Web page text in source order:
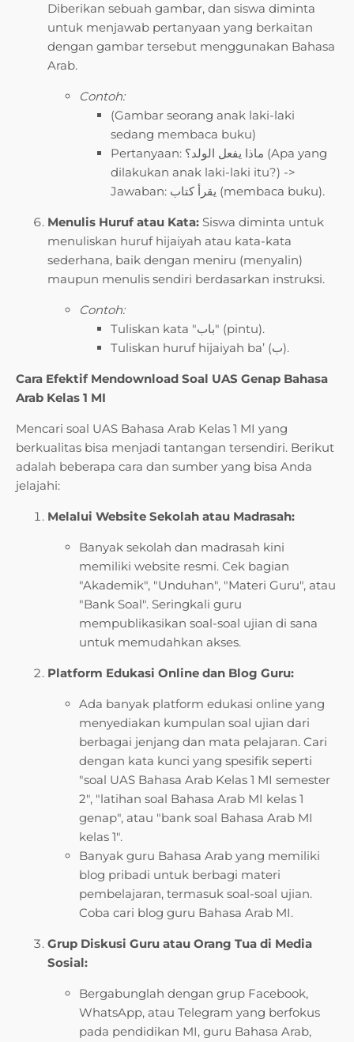
Diberikan sebuah gambar, dan siswa diminta
untuk menjawab pertanyaan yang berkaitan
dengan gambar tersebut menggunakan Bahasa
Arab.
Contoh:
(Gambar seorang anak laki-laki
sedang membaca buku)
Pertanyaan: ماذا يفعل الولد؟ (Apa yang
dilakukan anak laki-laki itu?) ->
Jawaban: يقرأ كتاب (membaca buku).
Menulis Huruf atau Kata: Siswa diminta untuk
menuliskan huruf hijaiyah atau kata-kata
sederhana, baik dengan meniru (menyalin)
maupun menulis sendiri berdasarkan instruksi.
Contoh:
Tuliskan kata "باب" (pintu).
Tuliskan huruf hijaiyah ba’ (ب).
Cara Efektif Mendownload Soal UAS Genap Bahasa
Arab Kelas 1 MI
Mencari soal UAS Bahasa Arab Kelas 1 MI yang
berkualitas bisa menjadi tantangan tersendiri. Berikut
adalah beberapa cara dan sumber yang bisa Anda
jelajahi:
Melalui Website Sekolah atau Madrasah:
Banyak sekolah dan madrasah kini
memiliki website resmi. Cek bagian
"Akademik", "Unduhan", "Materi Guru", atau
"Bank Soal". Seringkali guru
mempublikasikan soal-soal ujian di sana
untuk memudahkan akses.
Platform Edukasi Online dan Blog Guru:
Ada banyak platform edukasi online yang
menyediakan kumpulan soal ujian dari
berbagai jenjang dan mata pelajaran. Cari
dengan kata kunci yang spesifik seperti
"soal UAS Bahasa Arab Kelas 1 MI semester
2", "latihan soal Bahasa Arab MI kelas 1
genap", atau "bank soal Bahasa Arab MI
kelas 1".
Banyak guru Bahasa Arab yang memiliki
blog pribadi untuk berbagi materi
pembelajaran, termasuk soal-soal ujian.
Coba cari blog guru Bahasa Arab MI.
Grup Diskusi Guru atau Orang Tua di Media
Sosial:
Bergabunglah dengan grup Facebook,
WhatsApp, atau Telegram yang berfokus
pada pendidikan MI, guru Bahasa Arab,